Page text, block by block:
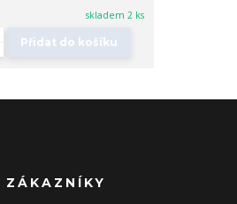
skladem 2 ks
Přidat do košíku
ZÁKAZNÍKY